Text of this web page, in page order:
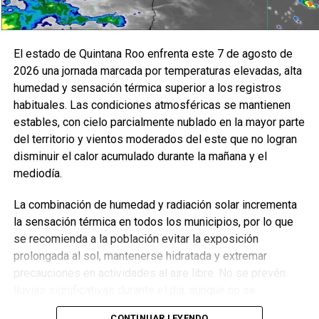
Fuente: 5to Poder Agencia de Noticias
Recibe las noticias al instante
Únete al canal oficial de WhatsApp de
Quinto Podery recibe las noticias más
importantes de Quintana Roo directamente
Unirme al canal de WhatsApp
El estado de Quintana Roo enfrenta este 7 de agosto de
2026 una jornada marcada por temperaturas elevadas, alta
humedad y sensación térmica superior a los registros
habituales. Las condiciones atmosféricas se mantienen
estables, con cielo parcialmente nublado en la mayor parte
del territorio y vientos moderados del este que no logran
disminuir el calor acumulado durante la mañana y el
mediodía.
La combinación de humedad y radiación solar incrementa
la sensación térmica en todos los municipios, por lo que
se recomienda a la población evitar la exposición
prolongada al sol, mantenerse hidratada y extremar
precauciones en actividades al aire libre. No se prevén
descartan chubascos aislados por la tarde en la zona sur.